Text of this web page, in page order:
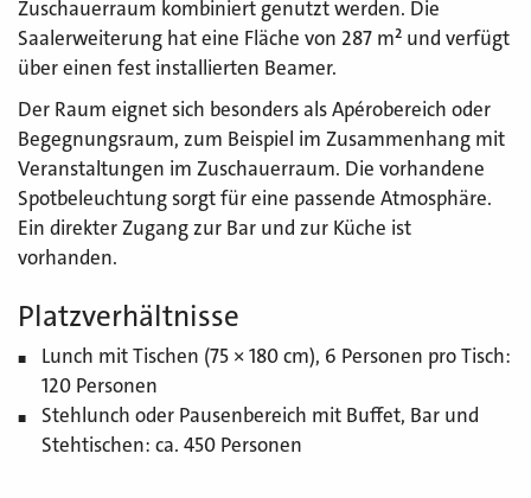
Zuschauerraum kombiniert genutzt werden. Die
Saalerweiterung hat eine Fläche von 287 m² und verfügt
über einen fest installierten Beamer.
Der Raum eignet sich besonders als Apérobereich oder
Begegnungsraum, zum Beispiel im Zusammenhang mit
Veranstaltungen im Zuschauerraum. Die vorhandene
Spotbeleuchtung sorgt für eine passende Atmosphäre.
Ein direkter Zugang zur Bar und zur Küche ist
vorhanden.
Platzverhältnisse
Lunch mit Tischen (75 × 180 cm), 6 Personen pro Tisch:
120 Personen
Stehlunch oder Pausenbereich mit Buffet, Bar und
Stehtischen: ca. 450 Personen